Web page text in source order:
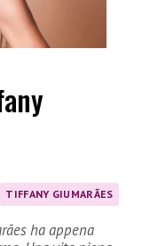
TIFFANY GIUMARÃES
ha appena